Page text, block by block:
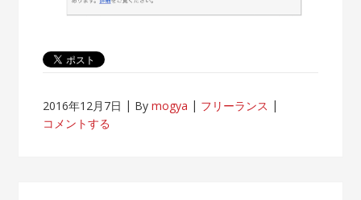
2016年12月7日 Bymogya
フリーランス
コメントする